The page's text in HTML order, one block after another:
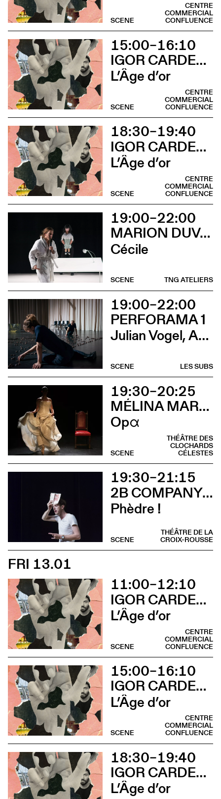
CENTRE
COMMERCIAL
CONFLUENCE
SCENE
15:00–16:10
IGOR CARDELLINI & TOMAS GONZALEZ
L’Âge d’or
CENTRE
COMMERCIAL
CONFLUENCE
SCENE
18:30–19:40
IGOR CARDELLINI & TOMAS GONZALEZ
L’Âge d’or
CENTRE
COMMERCIAL
CONFLUENCE
SCENE
19:00–22:00
MARION DUVAL - CHRIS CADILLAC
Cécile
TNG ATELIERS
SCENE
19:00–22:00
PERFORAMA 1
Julian Vogel, Aurélien Dougé, Igor Cardellini & Tomas Gonzalez
LES SUBS
SCENE
19:30–20:25
MÉLINA MARTIN
Opα
THÉÂTRE DES
CLOCHARDS
CÉLESTES
SCENE
19:30–21:15
2B COMPANY - FRANÇOIS GREMAUD
Phèdre !
THÉÂTRE DE LA
CROIX-ROUSSE
SCENE
FRI 13.01
11:00–12:10
IGOR CARDELLINI & TOMAS GONZALEZ
L’Âge d’or
CENTRE
COMMERCIAL
CONFLUENCE
SCENE
15:00–16:10
IGOR CARDELLINI & TOMAS GONZALEZ
L’Âge d’or
CENTRE
COMMERCIAL
CONFLUENCE
SCENE
18:30–19:40
IGOR CARDELLINI & TOMAS GONZALEZ
L’Âge d’or